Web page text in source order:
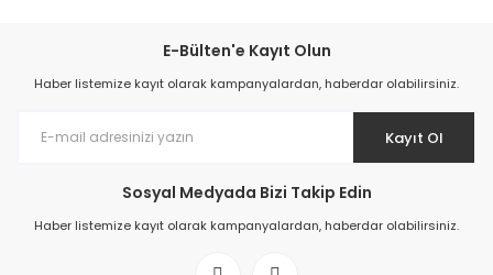
E-Bülten'e Kayıt Olun
Haber listemize kayıt olarak kampanyalardan, haberdar olabilirsiniz.
Kayıt Ol
Sosyal Medyada Bizi Takip Edin
Haber listemize kayıt olarak kampanyalardan, haberdar olabilirsiniz.